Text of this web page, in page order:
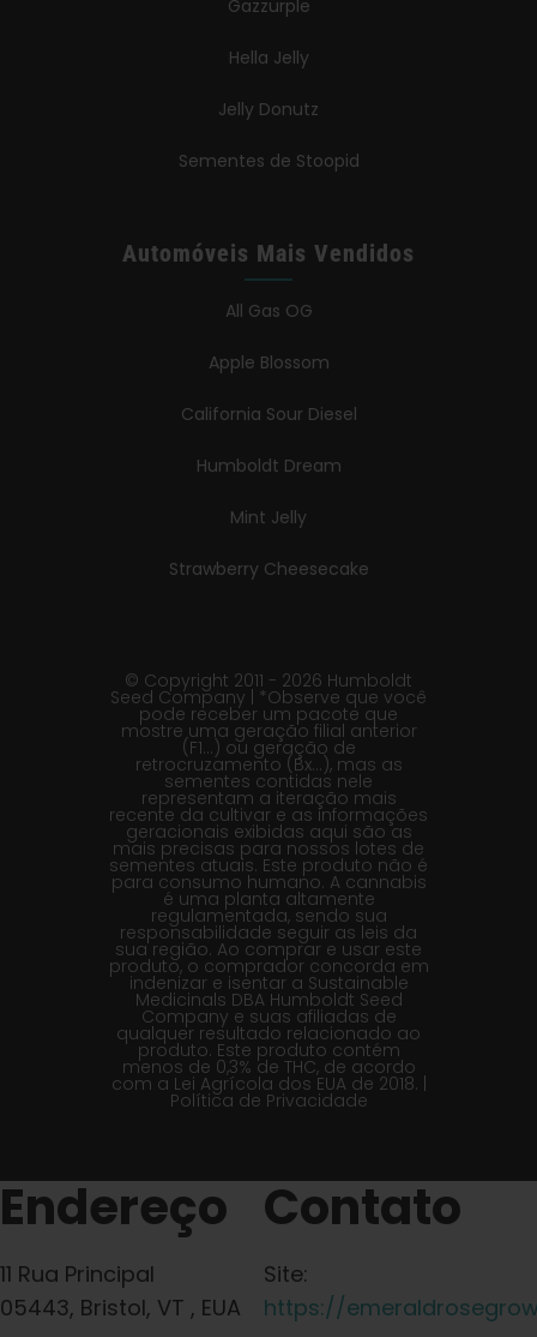
Gazzurple
Hella Jelly
Jelly Donutz
Sementes de Stoopid
Automóveis Mais Vendidos
All Gas OG
Apple Blossom
California Sour Diesel
Humboldt Dream
Mint Jelly
Strawberry Cheesecake
© Copyright 2011 - 2026 Humboldt
Seed Company | *Observe que você
pode receber um pacote que
mostre uma geração filial anterior
(F1…) ou geração de
retrocruzamento (Bx…), mas as
sementes contidas nele
representam a iteração mais
recente da cultivar e as informações
geracionais exibidas aqui são as
mais precisas para nossos lotes de
sementes atuais. Este produto não é
para consumo humano. A cannabis
é uma planta altamente
regulamentada, sendo sua
responsabilidade seguir as leis da
sua região. Ao comprar e usar este
produto, o comprador concorda em
indenizar e isentar a Sustainable
Medicinals DBA Humboldt Seed
Company e suas afiliadas de
qualquer resultado relacionado ao
produto. Este produto contém
menos de 0,3% de THC, de acordo
com a Lei Agrícola dos EUA de 2018. |
Política de Privacidade
Endereço
11 Rua Principal
05443, Bristol, VT , EUA
Contato
Site:
https://